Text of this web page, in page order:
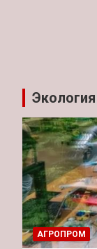
Экология
АГРОПРОМ